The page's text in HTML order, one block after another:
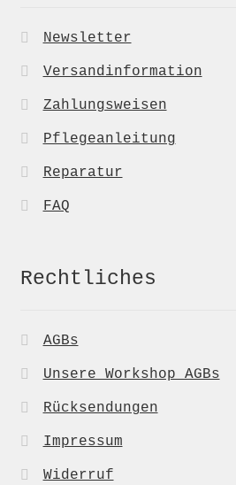
Newsletter
Versandinformation
Zahlungsweisen
Pflegeanleitung
Reparatur
FAQ
Rechtliches
AGBs
Unsere Workshop AGBs
Rücksendungen
Impressum
Widerruf